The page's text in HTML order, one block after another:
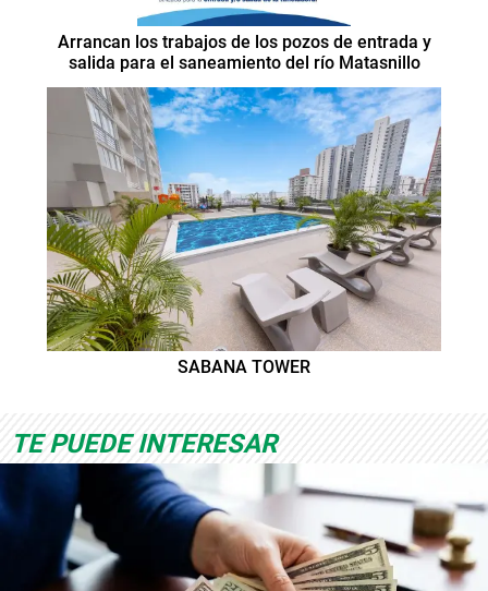
Arrancan los trabajos de los pozos de entrada y
salida para el saneamiento del río Matasnillo
SABANA TOWER
TE PUEDE INTERESAR